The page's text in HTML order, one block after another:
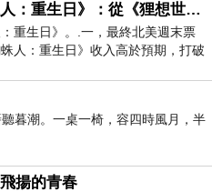
二刷《蜘蛛人：重生日》：從《狸想世界》到《怪奇物語》
重生日》。.一，最終北美週末票
人：重生日》收入高於預期，打破
終局之戰》記錄，成為
暮潮。一桌一椅，容四時風月，半
揚的青春